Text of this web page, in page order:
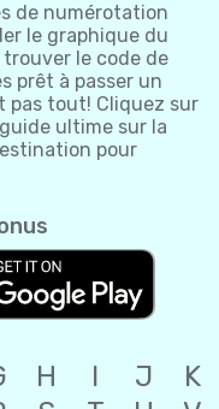
de numérotation
le graphique du
le code de
prêt à passer un
pas tout! Cliquez sur
ultime sur la
pour
H I J
K